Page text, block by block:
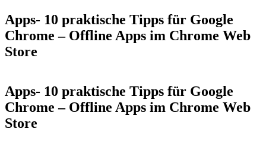
Apps- 10 praktische Tipps für Google
Chrome – Offline Apps im Chrome Web
Store
Apps- 10 praktische Tipps für Google
Chrome – Offline Apps im Chrome Web
Store